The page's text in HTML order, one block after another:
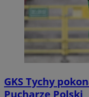
GKS Tychy